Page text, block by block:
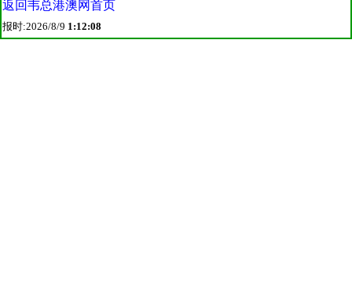
返回韦总港澳网首页
报时:2026/8/9 1:12:08